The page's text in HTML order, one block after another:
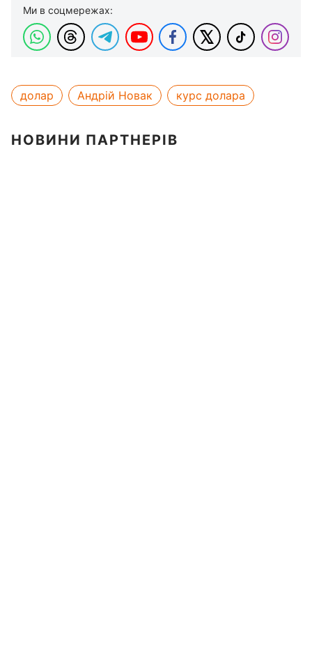
Ми в соцмережах:
долар Андрій Новак курс долара
НОВИНИ ПАРТНЕРІВ